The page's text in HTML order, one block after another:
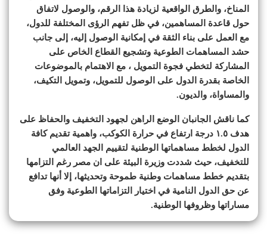
المناخ، والطرق الواقعية لزيادة هذا الرقم، والوصول لاتفاق
حول قاعدة المساهمين، في ظل تفهم الرؤى المختلفة للدول،
مع العمل على بناء الثقة في إمكانية الوصول إليه، إلى جانب
حشد المساهمات الطوعية وتشجيع القطاع الخاص على
المشاركة لتخطي فجوة التمويل ، مع الاهتمام بالموضوعات
الخاصة بقدرة الدول على الوصول للتمويل، وتمويل التكيف،
والمساواة، والديون.
كما ناقش الجانبان الوضع الراهن لجهود التخفيف والحفاظ على
هدف ١.٥ درجة ارتفاع في حرارة الكوكب، واهمية تقديم كافة
الدول لخطط مساهماتها الوطنية لتقييم الجهد العالمي
للتخفيف، حيث شددت وزيرة البيئة على ان مصر رغم التزامها
بتقديم خطط مساهمات وطنية طموحة وتحديثها، إلا أنها تدافع
عن حق الدول النامية في اختيار التزاماتها الطوعية وفق
مساراتها وظروفها الوطنية.